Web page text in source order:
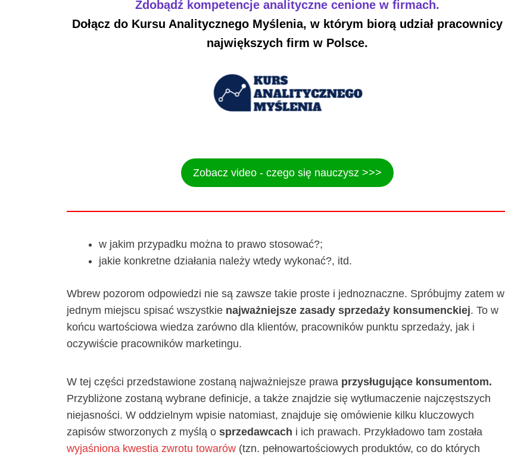
Zdobądź kompetencje analityczne cenione w firmach.
Dołącz do Kursu Analitycznego Myślenia, w którym biorą udział pracownicy
największych firm w Polsce.
Zobacz video - czego się nauczysz >>>
w jakim przypadku można to prawo stosować?;
jakie konkretne działania należy wtedy wykonać?, itd.
Wbrew pozorom odpowiedzi nie są zawsze takie proste i jednoznaczne. Spróbujmy zatem w
jednym miejscu spisać wszystkie najważniejsze zasady sprzedaży konsumenckiej. To w
końcu wartościowa wiedza zarówno dla klientów, pracowników punktu sprzedaży, jak i
oczywiście pracowników marketingu.
W tej części przedstawione zostaną najważniejsze prawa przysługujące konsumentom.
Przybliżone zostaną wybrane definicje, a także znajdzie się wytłumaczenie najczęstszych
niejasności. W oddzielnym wpisie natomiast, znajduje się omówienie kilku kluczowych
zapisów stworzonych z myślą o sprzedawcach i ich prawach. Przykładowo tam została
wyjaśniona kwestia zwrotu towarów (tzn. pełnowartościowych produktów, co do których